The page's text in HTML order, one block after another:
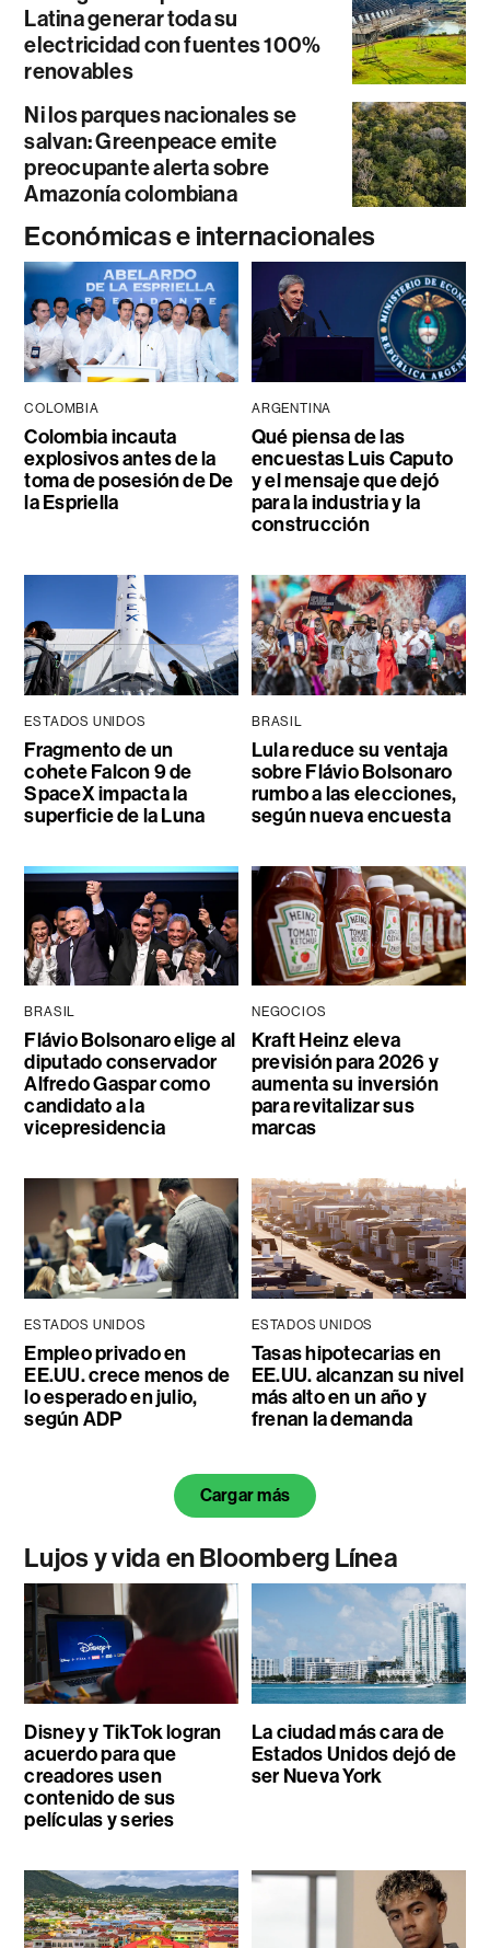
Latina generar toda su
electricidad con fuentes 100%
renovables
Ni los parques nacionales se
salvan: Greenpeace emite
preocupante alerta sobre
Amazonía colombiana
Económicas e internacionales
COLOMBIA
Colombia incauta
explosivos antes de la
toma de posesión de De
la Espriella
ARGENTINA
Qué piensa de las
encuestas Luis Caputo
y el mensaje que dejó
para la industria y la
construcción
ESTADOS UNIDOS
Fragmento de un
cohete Falcon 9 de
SpaceX impacta la
superficie de la Luna
BRASIL
Lula reduce su ventaja
sobre Flávio Bolsonaro
rumbo a las elecciones,
según nueva encuesta
BRASIL
Flávio Bolsonaro elige al
diputado conservador
Alfredo Gaspar como
candidato a la
vicepresidencia
NEGOCIOS
Kraft Heinz eleva
previsión para 2026 y
aumenta su inversión
para revitalizar sus
marcas
ESTADOS UNIDOS
Empleo privado en
EE.UU. crece menos de
lo esperado en julio,
según ADP
ESTADOS UNIDOS
Tasas hipotecarias en
EE.UU. alcanzan su nivel
más alto en un año y
frenan la demanda
Cargar más
Lujos y vida en Bloomberg Línea
Disney y TikTok logran
acuerdo para que
creadores usen
contenido de sus
películas y series
La ciudad más cara de
Estados Unidos dejó de
ser Nueva York